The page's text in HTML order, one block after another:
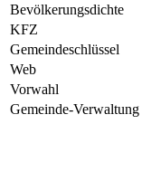
Bevölkerungsdichte
KFZ
Gemeindeschlüssel
Web
Vorwahl
Gemeinde-Verwaltung